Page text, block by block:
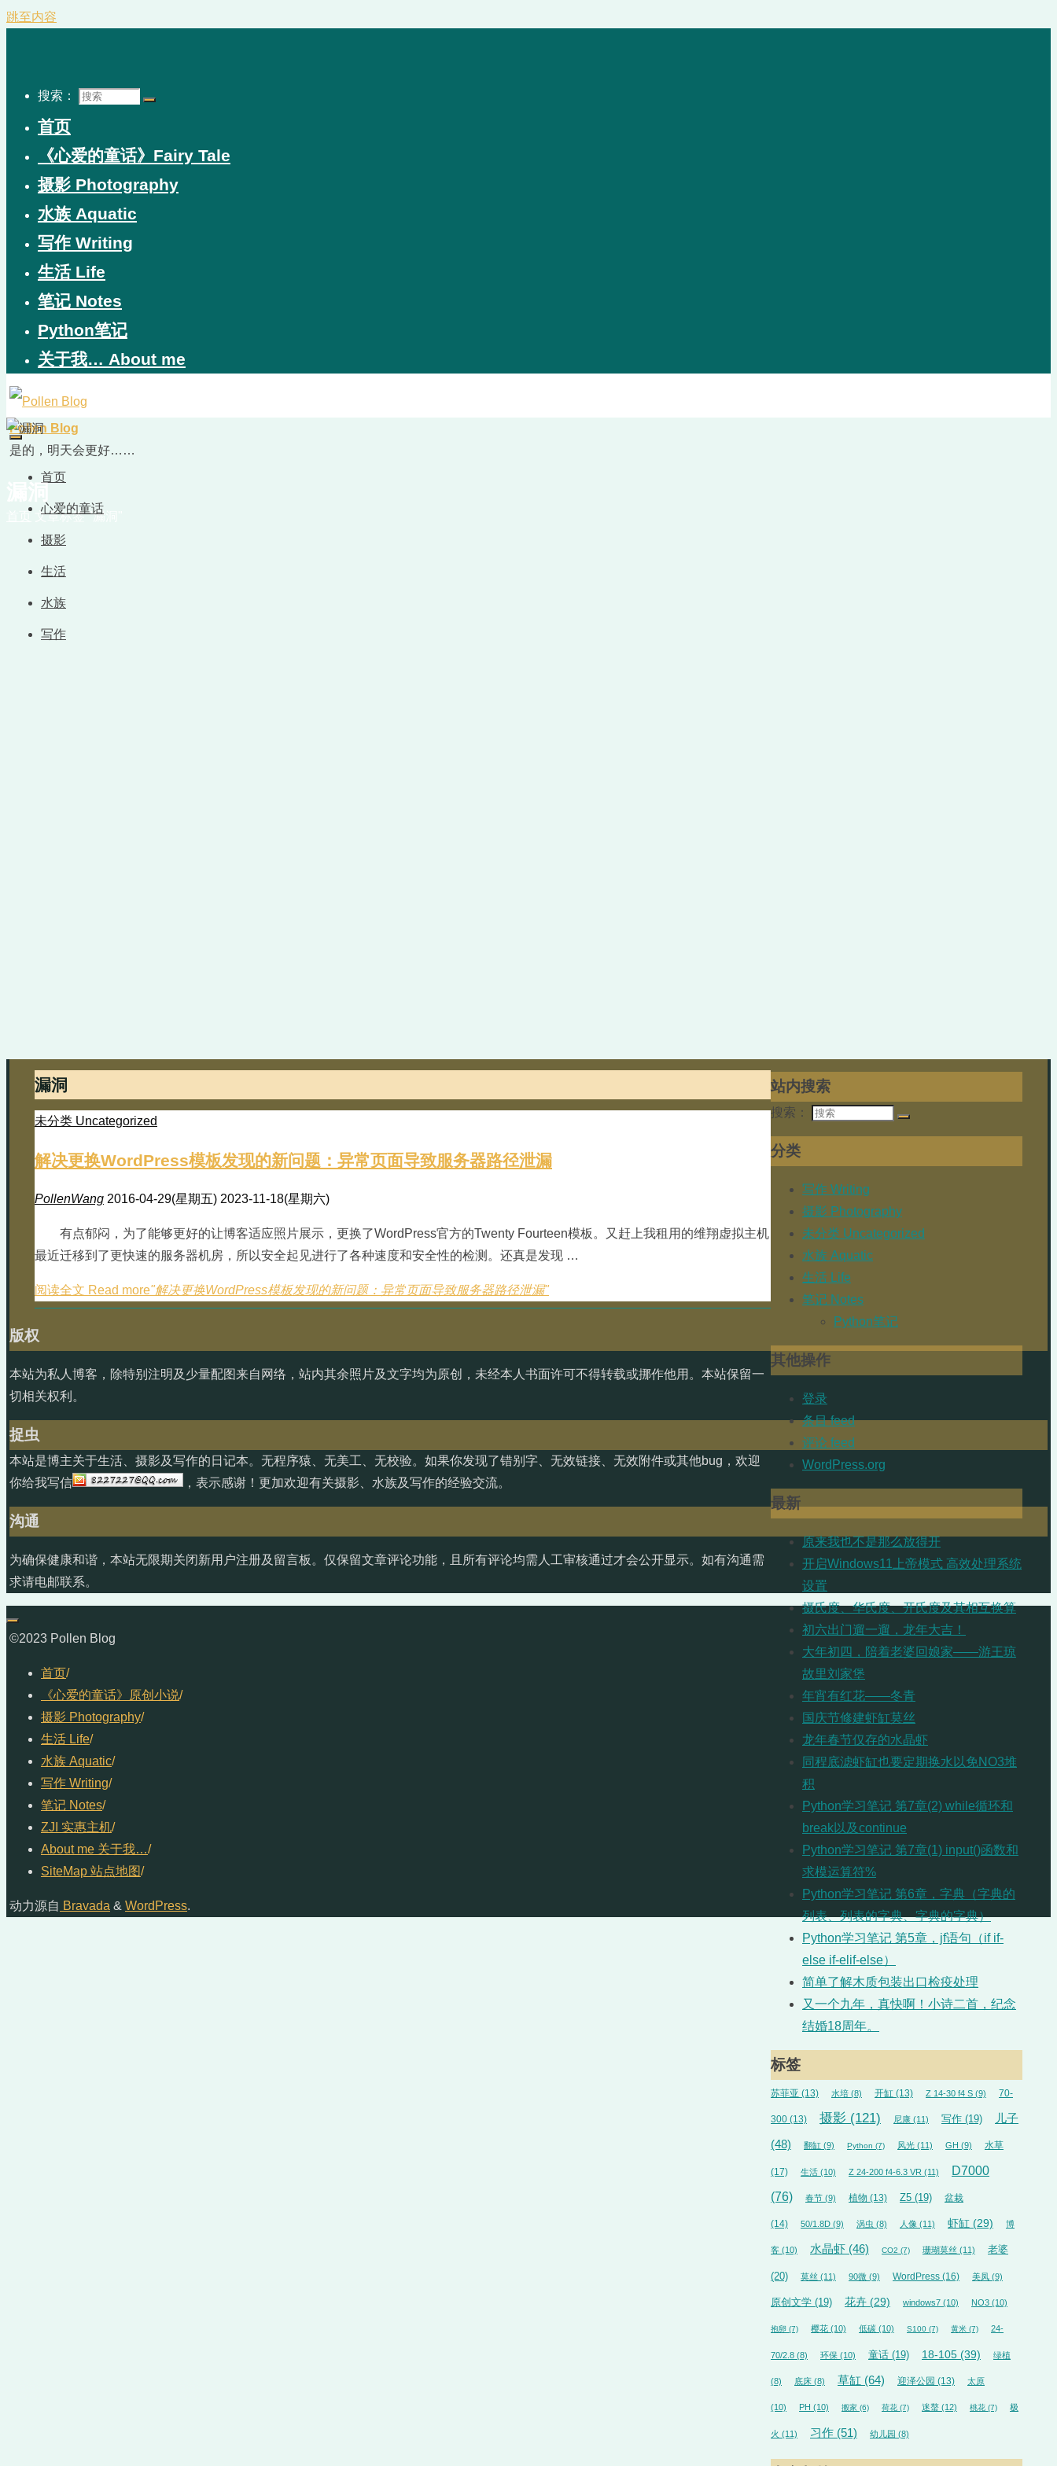
跳至内容
搜索：
首页
《心爱的童话》Fairy Tale
摄影 Photography
水族 Aquatic
写作 Writing
生活 Life
笔记 Notes
Python笔记
关于我… About me
Pollen Blog
是的，明天会更好……
首页
心爱的童话
摄影
生活
水族
写作
文章标签 "漏洞"
漏洞
未分类 Uncategorized
解决更换WordPress模板发现的新问题：异常页面导致服务器路径泄漏
PollenWang 2016-04-29(星期五) 2023-11-18(星期六)
有点郁闷，为了能够更好的让博客适应照片展示，更换了WordPress官方的Twenty Fourteen模板。又赶上我租用的维翔虚拟主机
最近迁移到了更快速的服务器机房，所以安全起见进行了各种速度和安全性的检测。还真是发现 …
阅读全文 Read more"解决更换WordPress模板发现的新问题：异常页面导致服务器路径泄漏"
站内搜索
搜索：
分类
写作 Writing
摄影 Photography
未分类 Uncategorized
水族 Aquatic
生活 Life
笔记 Notes
Python笔记
其他操作
登录
条目 feed
评论 feed
WordPress.org
最新
原来我也不是那么放得开
开启Windows11上帝模式 高效处理系统
设置
摄氏度、华氏度、开氏度及其相互换算
初六出门遛一遛，龙年大吉！
大年初四，陪着老婆回娘家——游王琼
故里刘家堡
年宵有红花——冬青
国庆节修建虾缸莫丝
龙年春节仅存的水晶虾
同程底滤虾缸也要定期换水以免NO3堆
积
Python学习笔记 第7章(2) while循环和
break以及continue
Python学习笔记 第7章(1) input()函数和
求模运算符%
Python学习笔记 第6章，字典（字典的
列表、列表的字典、字典的字典）
Python学习笔记 第5章，jf语句（if if-
else if-elif-else）
简单了解木质包装出口检疫处理
又一个九年，真快啊！小诗二首，纪念
结婚18周年。
标签
苏菲亚 (13) 水培 (8) 开缸 (13) Z 14-30 f4 S (9) 70-
300 (13) 摄影 (121) 尼康 (11) 写作 (19) 儿子
(48) 翻缸 (9) Python (7) 风光 (11) GH (9) 水草
(17) 生活 (10) Z 24-200 f4-6.3 VR (11)
D7000
(76)
春节 (9) 植物 (13) Z5 (19) 盆栽
(14) 50/1.8D (9) 涡虫 (8) 人像 (11) 虾缸 (29) 博
客 (10) 水晶虾 (46) CO2 (7) 珊瑚莫丝 (11) 老婆
(20) 莫丝 (11) 90微 (9) WordPress (16) 美凤 (9)
原创文学 (19) 花卉 (29) windows7 (10) NO3 (10)
抱卵 (7) 樱花 (10) 低碳 (10) S100 (7) 黄米 (7) 24-
70/2.8 (8) 环保 (10) 童话 (19) 18-105 (39) 绿植
(8) 底床 (8) 草缸 (64) 迎泽公园 (13) 太原
(10) PH (10) 搬家 (6) 荷花 (7) 迷螯 (12) 桃花 (7) 极
火 (11) 习作 (51) 幼儿园 (8)
版权
本站为私人博客，除特别注明及少量配图来自网络，站内其余照片及文字均为原创，未经本人书面许可不得转载或挪作他用。本站保留一
切相关权利。
捉虫
本站是博主关于生活、摄影及写作的日记本。无程序猿、无美工、无校验。如果你发现了错别字、无效链接、无效附件或其他bug，欢迎
你给我写信
，表示感谢！更加欢迎有关摄影、水族及写作的经验交流。
沟通
为确保健康和谐，本站无限期关闭新用户注册及留言板。仅保留文章评论功能，且所有评论均需人工审核通过才会公开显示。如有沟通需
求请电邮联系。
©2023 Pollen Blog
首页/
《心爱的童话》原创小说/
摄影 Photography/
生活 Life/
水族 Aquatic/
写作 Writing/
笔记 Notes/
ZJI 实惠主机/
About me 关于我…/
SiteMap 站点地图/
动力源自 Bravada & WordPress.